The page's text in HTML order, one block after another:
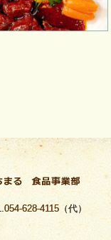
054-628-4115 （代）